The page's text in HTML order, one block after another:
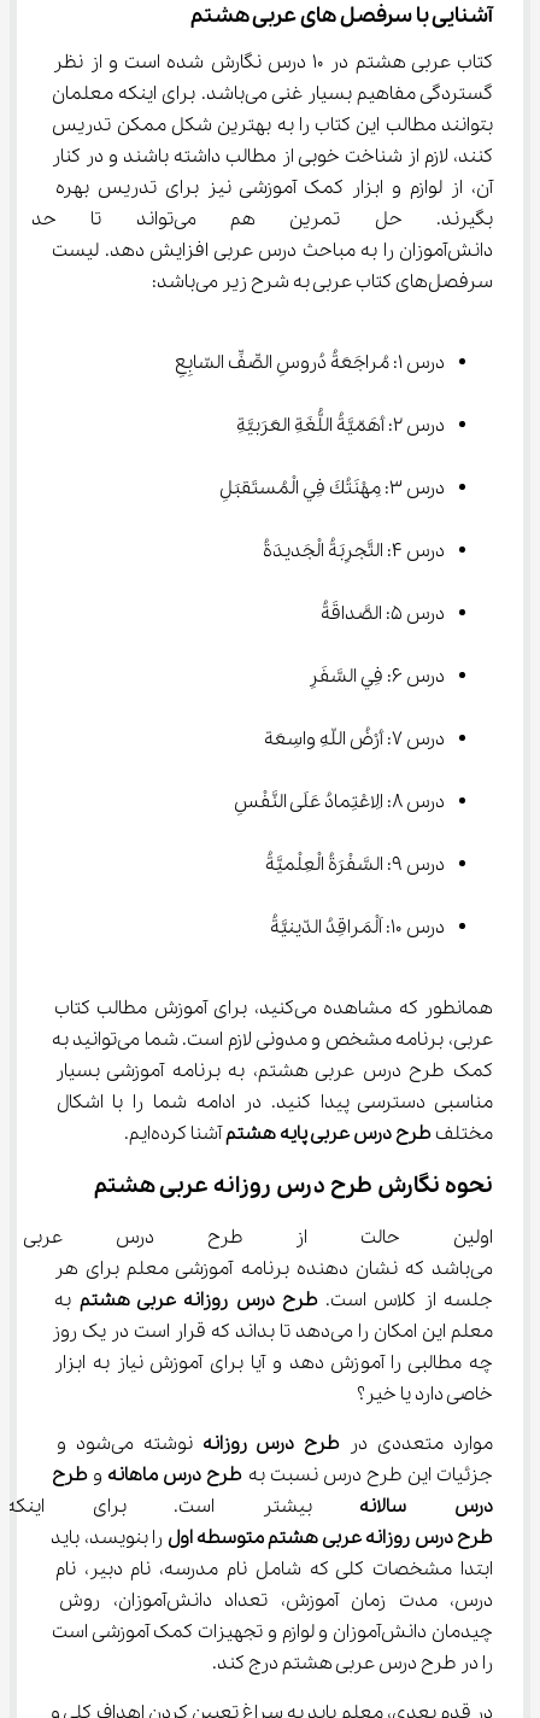
آشنایی با سرفصل های عربی هشتم
کتاب عربی هشتم در ۱۰ درس نگارش شده است و از نظر
گستردگی مفاهیم بسیار غنی می‌باشد. برای اینکه معلمان
بتوانند مطالب این کتاب را به بهترین شکل ممکن تدریس
کنند، لازم از شناخت خوبی از مطالب داشته باشند و در کنار
آن، از لوازم و ابزار کمک آموزشی نیز برای تدریس بهره
بگیرند. حل تمرین هم
دانش‌آموزان را به مباحث درس عربی افزایش دهد. لیست
سرفصل‌های کتاب عربی به شرح زیر می‌باشد:
درس ۱: مُراجَعَةُ دُروسِ الصِّفِّ السّابِعِ
درس ۲: أهَمّیَّةُ اللُّغَةِ العَرَبیَّةِ
درس ۳: مِهْنَتُكَ فِي الْمُستَقبَلِ
درس ۴: التَّجرِبَةُ الْجَديدَةُ
درس ۵: الصَّداقَةُ
درس ۶: فِي السَّفَرِ
درس ۷: أرْضُ اللّهِ واسِعَة
درس ۸: الِاعْتِمادُ عَلَی النَّفْسِ
درس ۹: السَّفْرَةُ الْعِلْميَّةُ
درس ۱۰: اَلْمَراقِدُ الدّینیَّةُ
همانطور که مشاهده می‌کنید، برای آموزش مطالب کتاب
عربی، برنامه مشخص و مدونی لازم است. شما می‌توانید به
کمک طرح درس عربی هشتم، به برنامه آموزشی بسیار
مناسبی دسترسی پیدا کنید. در ادامه شما را با اشکال
مختلف طرح درس عربی پایه هشتم آشنا کرده‌ایم.
نحوه نگارش طرح درس روزانه عربی هشتم
اولین حالت از طرح درس عربی
می‌باشد که نشان دهنده برنامه آموزشی معلم برای هر
جلسه از کلاس است. طرح درس روزانه عربی هشتم به
معلم این امکان را می‌دهد تا بداند که قرار است در یک روز
چه مطالبی را آموزش دهد و آیا برای آموزش نیاز به ابزار
خاصی دارد یا خیر؟
موارد متعددی در طرح درس روزانه
نوشته می‌شود و
جزئیات این طرح درس نسبت به طرح درس ماهانه و طرح
درس سالانه بیشتر است. برای اینکه
طرح درس روزانه عربی هشتم متوسطه اول را بنویسد، باید
ابتدا مشخصات کلی که شامل نام مدرسه، نام دبیر، نام
درس، مدت زمان آموزش، تعداد دانش‌آموزان، روش
چیدمان دانش‌آموزان و لوازم و تجهیزات کمک آموزشی است
را در طرح درس عربی هشتم درج کند.